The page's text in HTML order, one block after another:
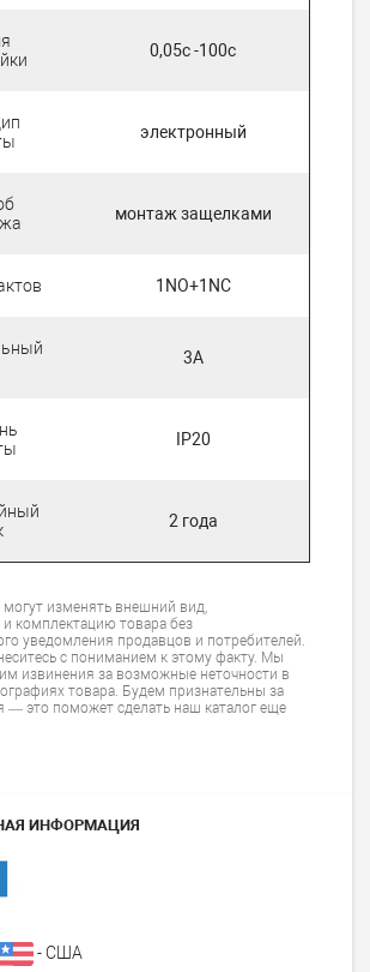
0,05с -100с
электронный
монтаж защелками
1NO+1NC
3А
IP20
2 года
изменять внешний вид,
и комплектацию товара без
уведомления продавцов и потребителей.
с пониманием к этому факту. Мы
извинения за возможные неточности в
товара. Будем признательны за
— это поможет сделать наш каталог еще
ИНФОРМАЦИЯ
- США